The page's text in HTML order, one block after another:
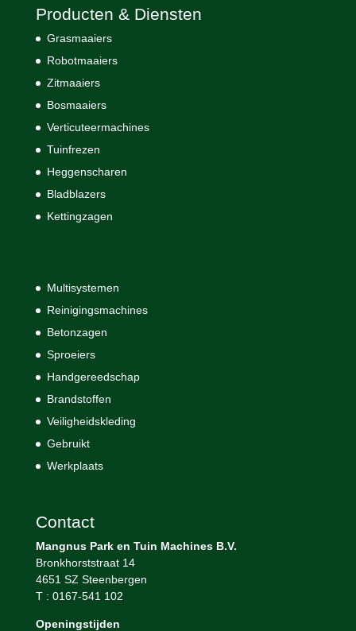
Producten & Diensten
Grasmaaiers
Robotmaaiers
Zitmaaiers
Bosmaaiers
Verticuteermachines
Tuinfrezen
Heggenscharen
Bladblazers
Kettingzagen
Multisystemen
Reinigingsmachines
Betonzagen
Sproeiers
Handgereedschap
Brandstoffen
Veiligheidskleding
Gebruikt
Werkplaats
Contact
Mangnus Park en Tuin Machines B.V.
Bronkhorststraat 14
4651 SZ Steenbergen
T : 0167-541 102
Openingstijden